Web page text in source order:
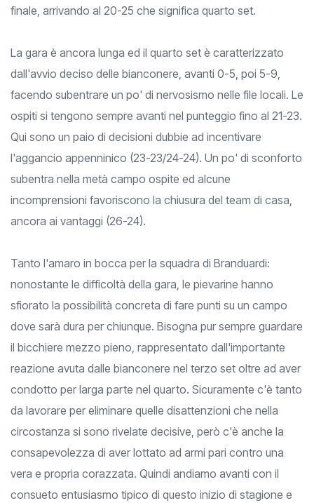
abili a non farsi acchiappare e gestiscono con autorità il
La gara è ancora lunga ed il quarto set è caratterizzato
dall'avvio deciso delle bianconere, avanti 0-5, poi 5-9,
facendo subentrare un po' di nervosismo nelle file locali. Le
ospiti si tengono sempre avanti nel punteggio fino al 21-23.
Qui sono un paio di decisioni dubbie ad incentivare
l'aggancio appenninico (23-23/24-24). Un po' di sconforto
subentra nella metà campo ospite ed alcune
incomprensioni favoriscono la chiusura del team di casa,
Tanto l'amaro in bocca per la squadra di Branduardi:
nonostante le difficoltà della gara, le pievarine hanno
sfiorato la possibilità concreta di fare punti su un campo
dove sarà dura per chiunque. Bisogna pur sempre guardare
il bicchiere mezzo pieno, rappresentato dall'importante
reazione avuta dalle bianconere nel terzo set oltre ad aver
condotto per larga parte nel quarto. Sicuramente c'è tanto
da lavorare per eliminare quelle disattenzioni che nella
circostanza si sono rivelate decisive, però c'è anche la
consapevolezza di aver lottato ad armi pari contro una
vera e propria corazzata. Quindi andiamo avanti con il